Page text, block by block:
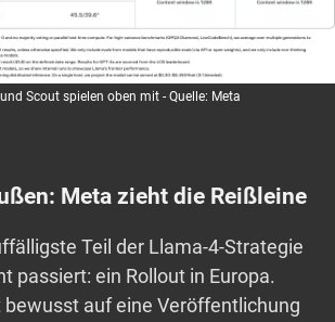
Scout spielen oben mit - Quelle: Meta
Meta zieht die Reißleine
Teil der Llama-4-Strategie
passiert: ein Rollout in Europa.
auf eine Veröffentlichung